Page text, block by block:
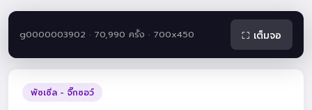
g0000003902 · 70,990 ครั้ง · 700x450 ⛶ เต็มจอ
พัซเซิ่ล - จิ๊กซอว์